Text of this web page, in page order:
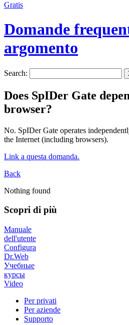
Gratis
Domande
argomento
Search:
Does SpIDer Gate
browser?
No. SpIDer Gate operates
the Internet (including browsers).
Link a questa domanda.
Back
Nothing found
Scopri di più
Manuale
dell'utente
Configura
Dr.Web
Учебные
курсы
Video
Per privati
Per aziende
Supporto